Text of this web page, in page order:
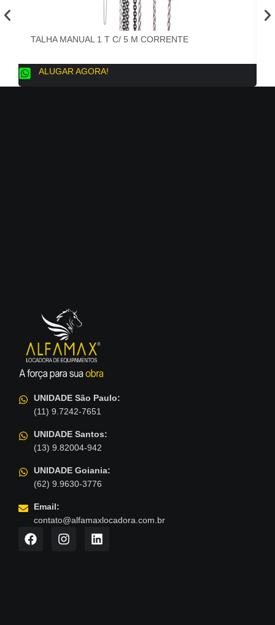
TALHA MANUAL 1 T C/ 5 M CORRENTE
ALUGAR AGORA!
UNIDADE São Paulo:
(11) 9.7242-7651
UNIDADE Santos:
(13) 9.82004-942
UNIDADE Goiania:
(62) 9.9630-3776
Email:
contato@alfamaxlocadora.com.br